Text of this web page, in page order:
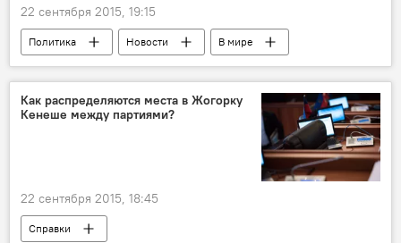
22 сентября 2015, 19:15
Политика Новости
В мире
Центральная Азия
Менай Дессаи
Как распределяются места в Жогорку
Кенеше между партиями?
22 сентября 2015, 18:45
Справки